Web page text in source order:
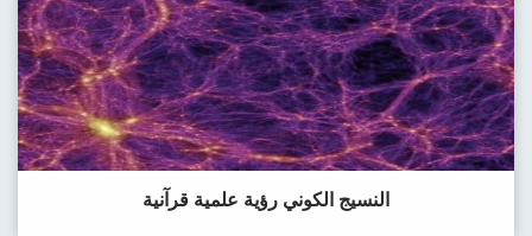
النسيج الكوني رؤية علمية قرآنية